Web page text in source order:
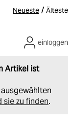
Neueste / Älteste
Artikel ist
sie zu finden.
einloggen